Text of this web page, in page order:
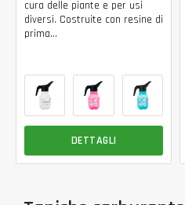
cura delle piante e per usi
diversi. Costruite con resine di
prima...
DETTAGLI